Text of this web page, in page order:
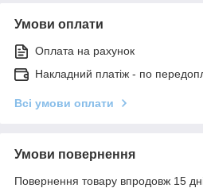
Умови оплати
Оплата на рахунок
Накладний платіж - по
Всі умови оплати
Умови повернення
Повернення товару впродовж 15